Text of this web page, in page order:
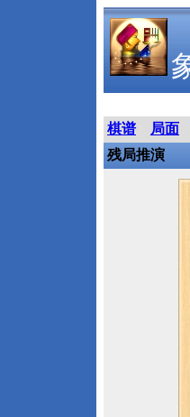
棋谱 局面
残局推演